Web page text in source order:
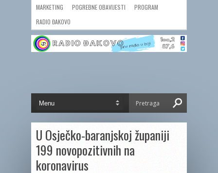
MARKETING POGREBNE OBAVIJESTI
PROGRAM
RADIO ĐAKOVO
U Osječko-baranjskoj županiji
199 novopozitivnih na
koronavirus